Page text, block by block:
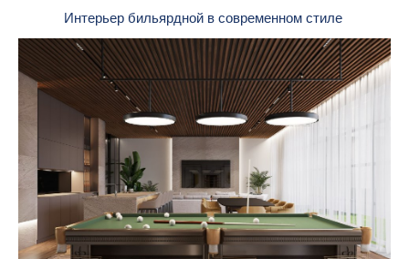
Интерьер бильярдной в современном стиле